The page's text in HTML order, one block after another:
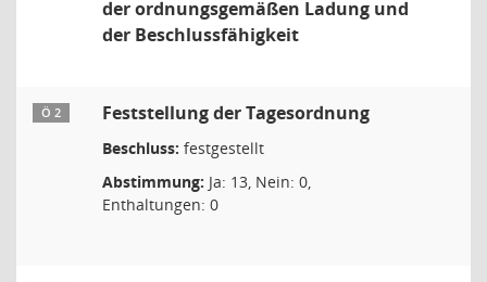
der ordnungsgemäßen Ladung und
der Beschlussfähigkeit
Ö 2 Feststellung der Tagesordnung
Beschluss: festgestellt
Abstimmung: Ja: 13, Nein: 0,
Enthaltungen: 0